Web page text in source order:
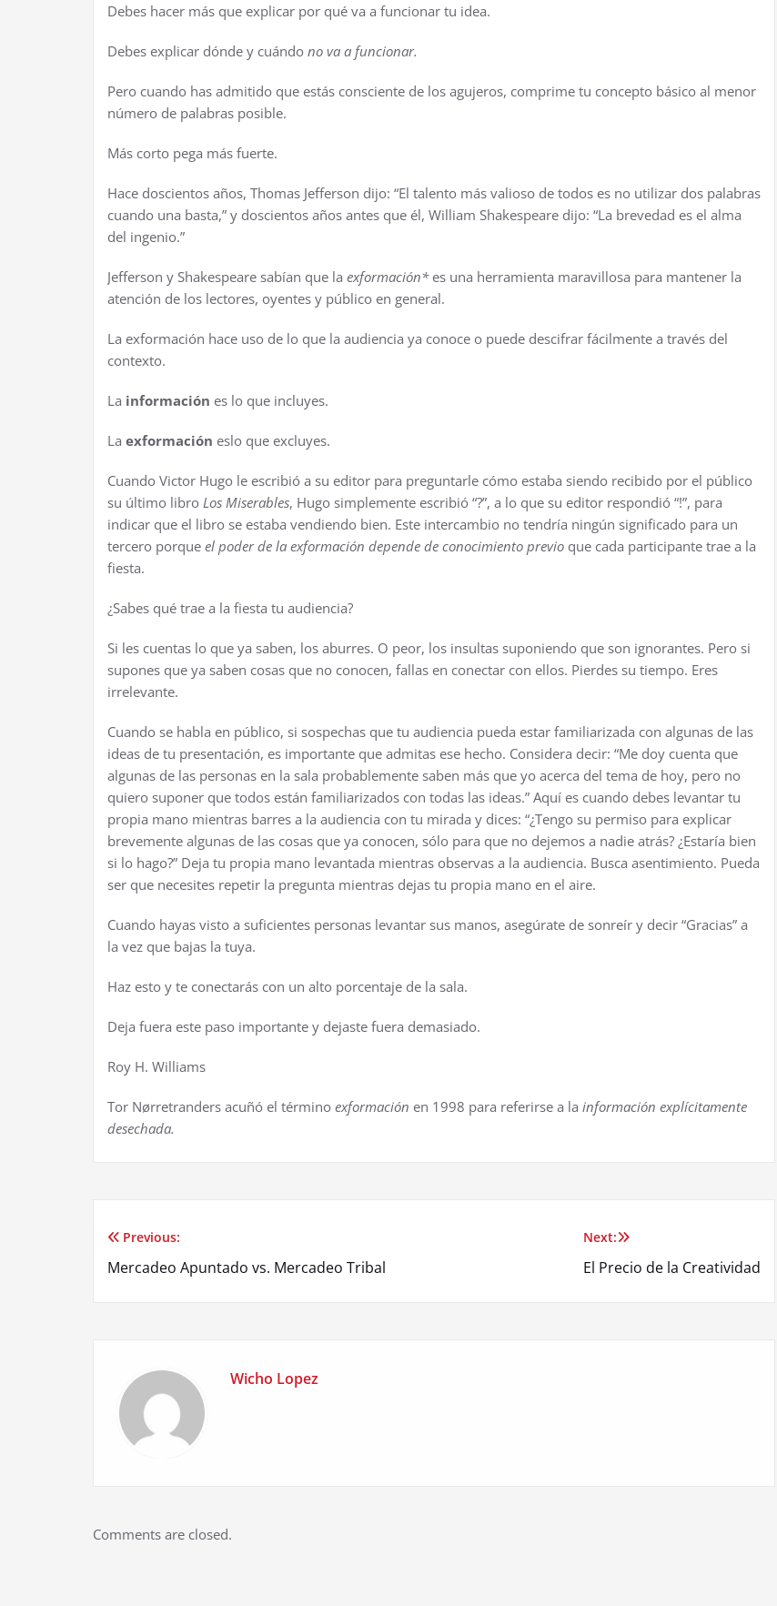
Debes hacer más que explicar por qué va a funcionar tu idea.
Debes explicar dónde y cuándo no va a funcionar.
Pero cuando has admitido que estás consciente de los agujeros, comprime tu concepto básico al menor
número de palabras posible.
Más corto pega más fuerte.
Hace doscientos años, Thomas Jefferson dijo: “El talento más valioso de todos es no utilizar dos palabras
cuando una basta,” y doscientos años antes que él, William Shakespeare dijo: “La brevedad es el alma
del ingenio.”
Jefferson y Shakespeare sabían que la exformación* es una herramienta maravillosa para mantener la
atención de los lectores, oyentes y público en general.
La exformación hace uso de lo que la audiencia ya conoce o puede descifrar fácilmente a través del
contexto.
La información es lo que incluyes.
La exformación eslo que excluyes.
Cuando Victor Hugo le escribió a su editor para preguntarle cómo estaba siendo recibido por el público
su último libro Los Miserables, Hugo simplemente escribió “?”, a lo que su editor respondió “!”, para
indicar que el libro se estaba vendiendo bien. Este intercambio no tendría ningún significado para un
tercero porque el poder de la exformación depende de conocimiento previo que cada participante trae a la
fiesta.
¿Sabes qué trae a la fiesta tu audiencia?
Si les cuentas lo que ya saben, los aburres. O peor, los insultas suponiendo que son ignorantes. Pero si
supones que ya saben cosas que no conocen, fallas en conectar con ellos. Pierdes su tiempo. Eres
irrelevante.
Cuando se habla en público, si sospechas que tu audiencia pueda estar familiarizada con algunas de las
ideas de tu presentación, es importante que admitas ese hecho. Considera decir: “Me doy cuenta que
algunas de las personas en la sala probablemente saben más que yo acerca del tema de hoy, pero no
quiero suponer que todos están familiarizados con todas las ideas.” Aquí es cuando debes levantar tu
propia mano mientras barres a la audiencia con tu mirada y dices: “¿Tengo su permiso para explicar
brevemente algunas de las cosas que ya conocen, sólo para que no dejemos a nadie atrás? ¿Estaría bien
si lo hago?” Deja tu propia mano levantada mientras observas a la audiencia. Busca asentimiento. Pueda
ser que necesites repetir la pregunta mientras dejas tu propia mano en el aire.
Cuando hayas visto a suficientes personas levantar sus manos, asegúrate de sonreír y decir “Gracias” a
la vez que bajas la tuya.
Haz esto y te conectarás con un alto porcentaje de la sala.
Deja fuera este paso importante y dejaste fuera demasiado.
Roy H. Williams
Tor Nørretranders acuñó el término exformación en 1998 para referirse a la información explícitamente
desechada.
Post
Previous:
Mercadeo Apuntado vs. Mercadeo Tribal
Next:
El Precio de la Creatividad
Wicho Lopez
Comments are closed.